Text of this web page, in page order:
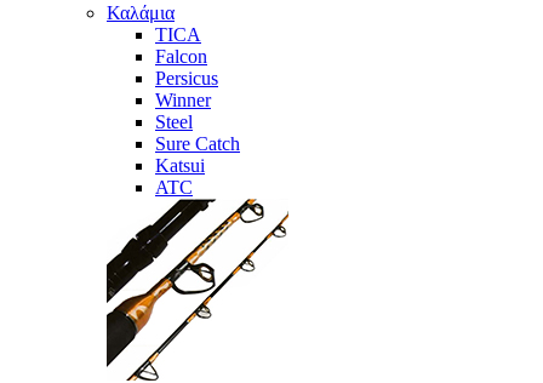
Καλάμια
TICA
Falcon
Persicus
Winner
Steel
Sure Catch
Katsui
ATC